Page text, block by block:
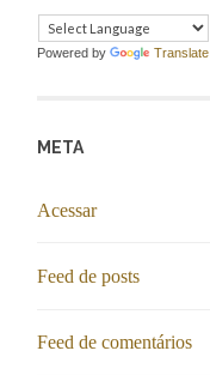
Powered by Translate
META
Acessar
Feed de posts
Feed de comentários